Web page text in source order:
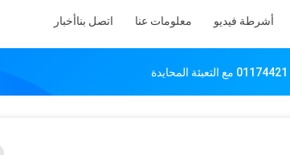
أشرطة فيديو معلومات عنا اتصل بناأخبار